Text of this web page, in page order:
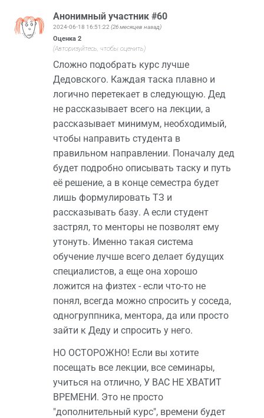
Анонимный участник #60
2024-06-18 16:51:22 (26 месяцев назад)
Оценка 2
(Авторизуйтесь, чтобы оценить)
Сложно подобрать курс лучше
Дедовского. Каждая таска плавно и
логично перетекает в следующую. Дед
не рассказывает всего на лекции, а
рассказывает минимум, необходимый,
чтобы направить студента в
правильном направлении. Поначалу дед
будет подробно описывать таску и путь
её решение, а в конце семестра будет
лишь формулировать ТЗ и
рассказывать базу. А если студент
застрял, то менторы не позволят ему
утонуть. Именно такая система
обучение лучше всего делает будущих
специалистов, а еще она хорошо
ложится на физтех - если что-то не
понял, всегда можно спросить у соседа,
одногруппника, ментора, да или просто
зайти к Деду и спросить у него.
НО ОСТОРОЖНО! Если вы хотите
посещать все лекции, все семинары,
учиться на отлично, У ВАС НЕ ХВАТИТ
ВРЕМЕНИ. Это не просто
"дополнительный курс", времени будет